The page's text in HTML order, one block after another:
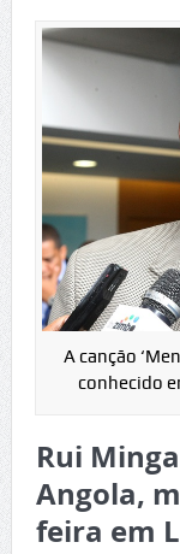
A canção
conhecido
Rui
Angola,
feira em